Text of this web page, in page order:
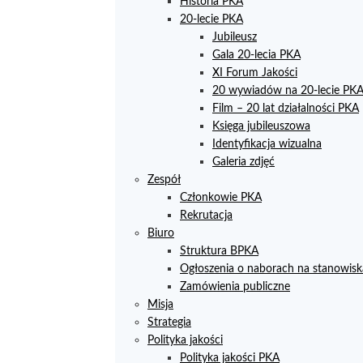
20-lecie PKA
Jubileusz
Gala 20-lecia PKA
XI Forum Jakości
20 wywiadów na 20-lecie PKA
Film – 20 lat działalności PKA
Księga jubileuszowa
Identyfikacja wizualna
Galeria zdjęć
Zespół
Członkowie PKA
Rekrutacja
Biuro
Struktura BPKA
Ogłoszenia o naborach na
Zamówienia publiczne
Misja
Strategia
Polityka jakości
Polityka jakości PKA